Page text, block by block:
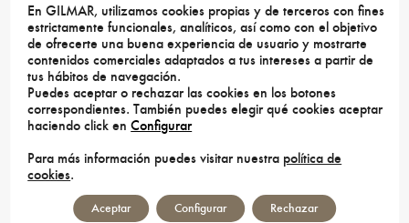
Naves
Nave maquinaria,
plaza de tientas
Cámaras de
Ordenación Forestal
En GILMAR, utilizamos cookies propias y de terceros con fines
estrictamente funcionales, analíticos, así como con el objetivo
de ofrecerte una buena experiencia de usuario y mostrarte
contenidos comerciales adaptados a tus intereses a partir de
tus hábitos de navegación.
Puedes aceptar o rechazar las cookies en los botones
correspondientes. También puedes elegir qué cookies aceptar
haciendo click enConfigurar
Para más información puedes visitar nuestra política de
cookies.
Aceptar Rechazar
Configurar